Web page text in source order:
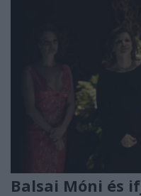
Balsai Móni és